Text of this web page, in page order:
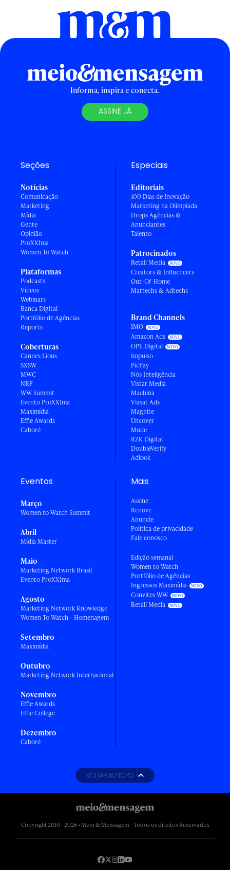
Informa, inspira e conecta.
ASSINE JÁ
Seções
Notícias
Comunicação
Marketing
Mídia
Gente
Opinião
ProXXIma
Women To Watch
Plataformas
Podcasts
Vídeos
Webinars
Banca Digital
Portfólio de Agências
Reports
Coberturas
Cannes Lions
SXSW
MWC
NRF
WW Summit
Evento ProXXIma
Maximídia
Effie Awards
Caboré
Especiais
Editoriais
100 Dias de Inovação
Marketing na Olimpíada
Drops Agências &
Anunciantes
Talento
Patrocinados
Retail Media
Creators & Influencers
Out-Of-Home
Martechs & Adtechs
Brand Channels
IMO
Amazon Ads
OPL Digital
Impulso
PicPay
Nós Inteligência
Vistar Media
Machina
Viasat Ads
Magnite
Uncover
Mude
RZK Digital
DoubleVerify
Adlook
Eventos
Março
Women to Watch Summit
Abril
Mídia Master
Maio
Marketing Network Brasil
Evento ProXXIma
Agosto
Marketing Network Knowledge
Women To Watch - Homenagem
Setembro
Maximídia
Outubro
Marketing Network Internacional
Novembro
Effie Awards
Effie College
Dezembro
Caboré
Mais
Assine
Renove
Anuncie
Política de privacidade
Fale conosco
Edição semanal
Women to Watch
Portfólio de Agências
Ingressos Maximídia
Convites WW
Retail Media
VOLTAR AO TOPO
Copyright 2010 - 2026 • Meio & Mensagem - Todos os direitos Reservados